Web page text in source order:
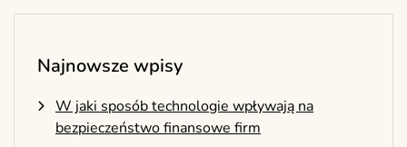
Najnowsze wpisy
W jaki sposób technologie wpływają na
bezpieczeństwo finansowe firm